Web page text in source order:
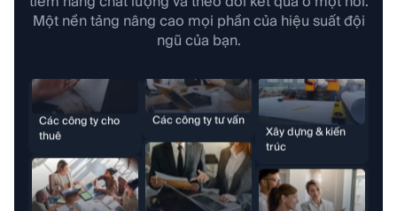
Một nền tảng nâng cao mọi phần của hiệu suất đội
ngũ của bạn.
Các công ty cho
thuê
Quảng cáo &
Các công ty tư vấn
Dịch vụ pháp lý
Xây dựng & kiến
trúc